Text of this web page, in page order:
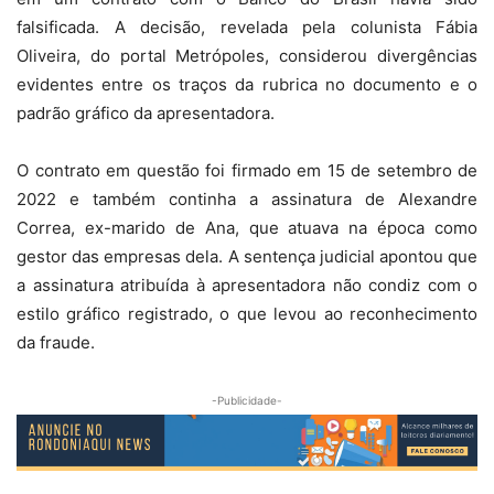
falsificada. A decisão, revelada pela colunista Fábia
Oliveira, do portal Metrópoles, considerou divergências
evidentes entre os traços da rubrica no documento e o
padrão gráfico da apresentadora.
O contrato em questão foi firmado em 15 de setembro de
2022 e também continha a assinatura de Alexandre
Correa, ex-marido de Ana, que atuava na época como
gestor das empresas dela. A sentença judicial apontou que
a assinatura atribuída à apresentadora não condiz com o
estilo gráfico registrado, o que levou ao reconhecimento
da fraude.
-Publicidade-